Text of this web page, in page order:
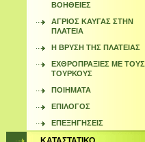
ΒΟΗΘΕΙΕΣ
ΑΓΡΙΟΣ ΚΑΥΓΑΣ ΣΤΗΝ
ΠΛΑΤΕΙΑ
Η ΒΡΥΣΗ ΤΗΣ ΠΛΑΤΕΙΑΣ
ΕΧΘΡΟΠΡΑΞΙΕΣ ΜΕ ΤΟΥΣ
ΤΟΥΡΚΟΥΣ
ΠΟΙΗΜΑΤΑ
ΕΠΙΛΟΓΟΣ
ΕΠΕΞΗΓΗΣΕΙΣ